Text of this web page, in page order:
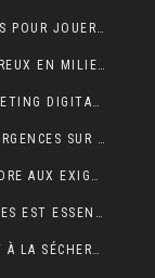
LE CONFORT AVANT TOUT : DES ACCESSOIRES POUR JOUER PENDANT DES HEURES
LES DÉFIS DE L’ÉLAGAGE DES ARBRES DANGEREUX EN MILIEU RÉSIDENTIEL
LES OUTILS INDISPENSABLES POUR UN MARKETING DIGITAL RÉUSSI
L’ÉLAGUEUR GRIMPEUR ET LA GESTION DES URGENCES SUR LES ARBRES DANGEREUX
BOUTIQUES DE MEUBLES : COMMENT RÉPONDRE AUX EXIGENCES DES CLIENTS POINTILLEUX ?
POURQUOI UN BON DRAINAGE DES GOUTTIÈRES EST ESSENTIEL POUR VOTRE MAISON ?
LES SOLUTIONS POUR UN JARDIN RÉSISTANT À LA SÉCHERESSE